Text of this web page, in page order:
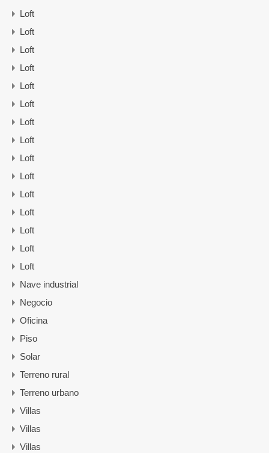
Loft
Loft
Loft
Loft
Loft
Loft
Loft
Loft
Loft
Loft
Loft
Loft
Loft
Loft
Loft
Nave industrial
Negocio
Oficina
Piso
Solar
Terreno rural
Terreno urbano
Villas
Villas
Villas